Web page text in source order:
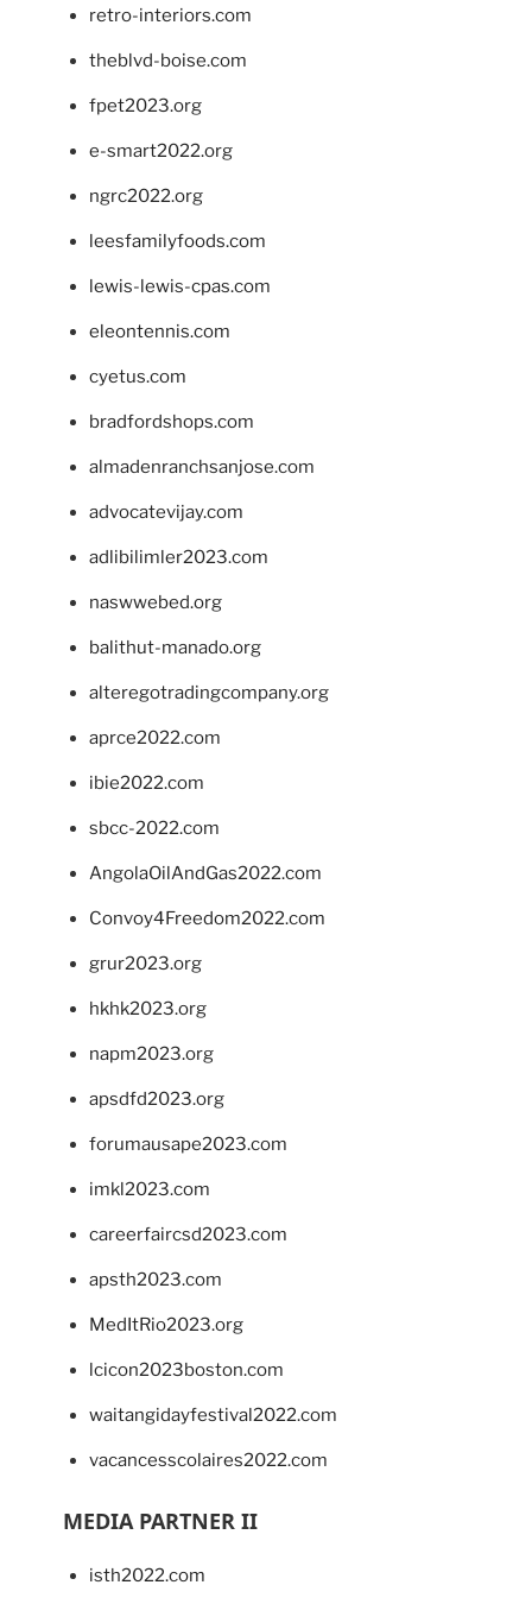
retro-interiors.com
theblvd-boise.com
fpet2023.org
e-smart2022.org
ngrc2022.org
leesfamilyfoods.com
lewis-lewis-cpas.com
eleontennis.com
cyetus.com
bradfordshops.com
almadenranchsanjose.com
advocatevijay.com
adlibilimler2023.com
naswwebed.org
balithut-manado.org
alteregotradingcompany.org
aprce2022.com
ibie2022.com
sbcc-2022.com
AngolaOilAndGas2022.com
Convoy4Freedom2022.com
grur2023.org
hkhk2023.org
napm2023.org
apsdfd2023.org
forumausape2023.com
imkl2023.com
careerfaircsd2023.com
apsth2023.com
MedItRio2023.org
lcicon2023boston.com
waitangidayfestival2022.com
vacancesscolaires2022.com
MEDIA PARTNER II
isth2022.com